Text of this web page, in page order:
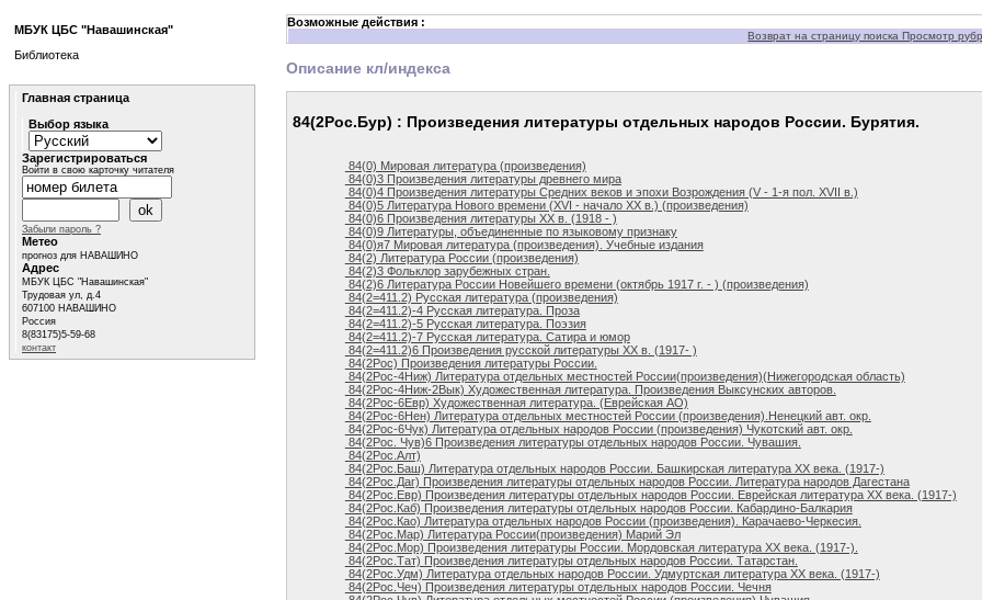
Возможные действия :
Возврат на страницу поиска Просмотр
Описание кл/индекса
84(2Рос.Бур) : Произведения литературы отдельных народов России. Бурятия.
84(0) Мировая литература (произведения)
84(0)3 Произведения литературы древнего мира
84(0)4 Произведения литературы Средних веков и эпохи Возрождения (V - 1-я пол. XVII в.)
84(0)5 Литература Нового времени (XVI - начало XX в.) (произведения)
84(0)6 Произведения литературы ХХ в. (1918 - )
84(0)9 Литературы, объединенные по языковому признаку
84(0)я7 Мировая литература (произведения). Учебные издания
84(2) Литература России (произведения)
84(2)3 Фольклор зарубежных стран.
84(2)6 Литература России Новейшего времени (октябрь 1917 г. - ) (произведения)
84(2=411.2) Русская литература (произведения)
84(2=411.2)-4 Русская литература. Проза
84(2=411.2)-5 Русская литература. Поэзия
84(2=411.2)-7 Русская литература. Сатира и юмор
84(2=411.2)6 Произведения русской литературы ХХ в. (1917- )
84(2Рос) Произведения литературы России.
84(2Рос-4Ниж) Литература отдельных местностей России(произведения)(Нижегородская область)
84(2Рос-4Ниж-2Вык) Художественная литература. Произведения Выксунских авторов.
84(2Рос-6Евр) Художественная литература. (Еврейская АО)
84(2Рос-6Нен) Литература отдельных местностей России (произведения).Ненецкий авт. окр.
84(2Рос-6Чук) Литература отдельных народов России (произведения) Чукотский авт. окр.
84(2Рос. Чув)6 Произведения литературы отдельных народов России. Чувашия.
84(2Рос.Алт)
84(2Рос.Баш) Литература отдельных народов России. Башкирская литература ХХ века. (1917-)
84(2Рос.Даг) Произведения литературы отдельных народов России. Литература народов Дагестана
84(2Рос.Евр) Произведения литературы отдельных народов России. Еврейская литература ХХ века. (1917-)
84(2Рос.Каб) Произведения литературы отдельных народов России. Кабардино-Балкария
84(2Рос.Као) Литература отдельных народов России (произведения). Карачаево-Черкесия.
84(2Рос.Мар) Литература России(произведения) Марий Эл
84(2Рос.Мор) Произведения литературы России. Мордовская литература ХХ века. (1917-).
84(2Рос.Тат) Произведения литературы отдельных народов России. Татарстан.
84(2Рос.Удм) Литература отдельных народов России. Удмуртская литература ХХ века. (1917-)
84(2Рос.Чеч) Произведения литературы отдельных народов России. Чечня
МБУК ЦБС "Навашинская"
Библиотека
Главная страница
Выбор языка
Зарегистрироваться
Войти в свою карточку читателя
Забыли пароль ?
Метео
прогноз для НАВАШИНО
Адрес
МБУК ЦБС "Навашинская"
Трудовая ул, д.4
607100 НАВАШИНО
Россия
8(83175)5-59-68
контакт